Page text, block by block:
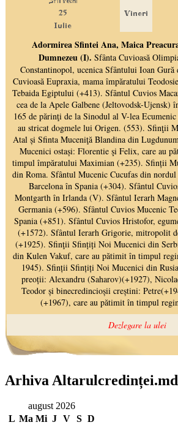
Arhiva Altarulcredinței.md
august 2026
L Ma Mi J V S D